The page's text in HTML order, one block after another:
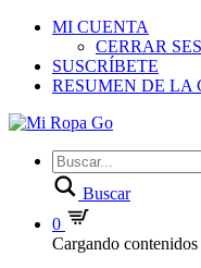
MI CUENTA
CERRAR
SUSCRÍBETE
RESUMEN DE LA
Buscar
0
Cargando